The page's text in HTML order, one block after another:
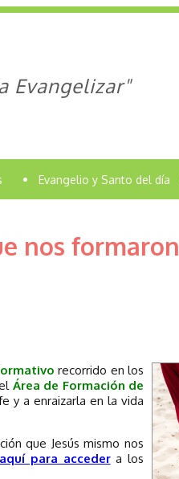
Evangelizar"
• Evangelio y Santo del día
nos
recorrido en los
Área de Formación de
y a enraizarla en la vida
que Jesús mismo nos
para acceder a los